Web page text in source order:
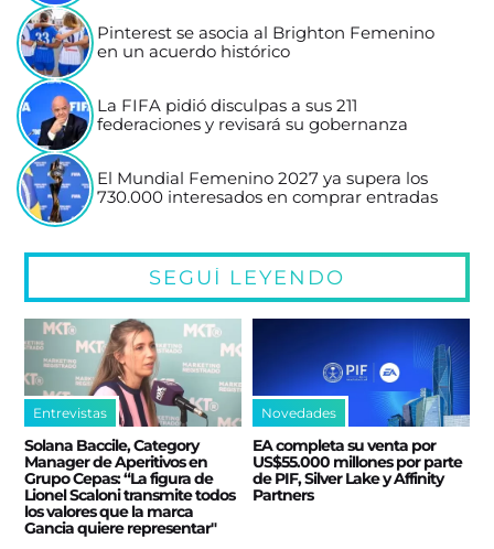
Pinterest se asocia al Brighton Femenino
en un acuerdo histórico
La FIFA pidió disculpas a sus 211
federaciones y revisará su gobernanza
El Mundial Femenino 2027 ya supera los
730.000 interesados en comprar entradas
SEGUÍ LEYENDO
Entrevistas
Solana Baccile, Category
Manager de Aperitivos en
Grupo Cepas: “La figura de
Lionel Scaloni transmite todos
los valores que la marca
Gancia quiere representar"
Novedades
EA completa su venta por
US$55.000 millones por parte
de PIF, Silver Lake y Affinity
Partners